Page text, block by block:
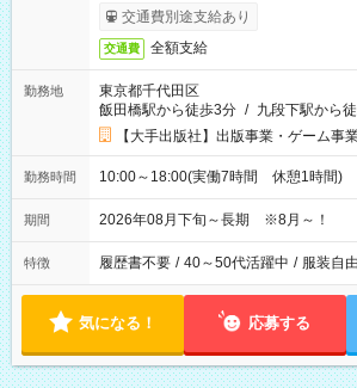
交通費別途支給あり
交通費 全額支給
勤務地
東京都千代田区
飯田橋駅から徒歩3分 / 九段下駅から
【大手出版社】出版事業・ゲーム事
勤務時間 10:00～18:00(実働7時間 休憩1時間)
期間 2026年08月下旬～長期 ※8月～！
特徴 履歴書不要 / 40～50代活躍中 / 服装自由
気になる！ 応募する